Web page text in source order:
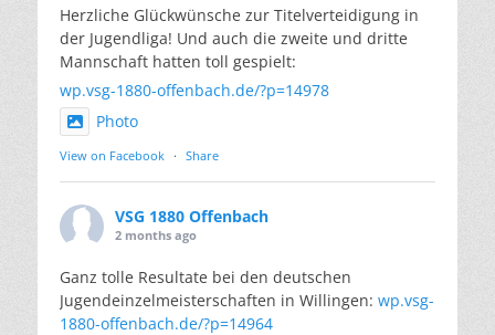
Herzliche Glückwünsche zur Titelverteidigung in
der Jugendliga! Und auch die zweite und dritte
Mannschaft hatten toll gespielt:
wp.vsg-1880-offenbach.de/?p=14978
Photo
View on Facebook · Share
VSG 1880 Offenbach
2 months ago
Ganz tolle Resultate bei den deutschen
Jugendeinzelmeisterschaften in Willingen: wp.vsg-
1880-offenbach.de/?p=14964